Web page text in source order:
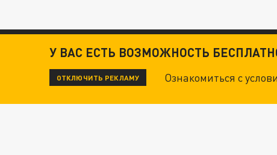
У ВАС ЕСТЬ ВОЗМОЖНОСТЬ
ОТКЛЮЧИТЬ РЕКЛАМУ Ознакомиться с